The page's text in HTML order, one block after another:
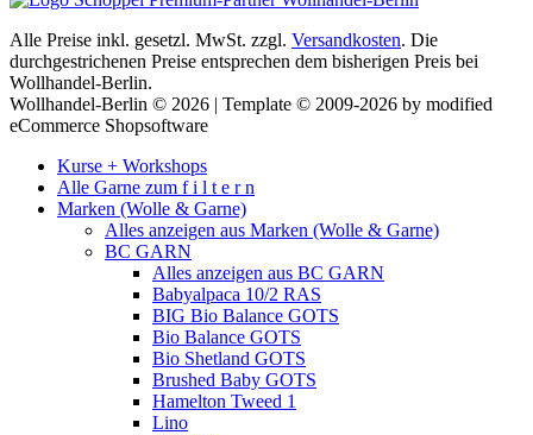
Alle Preise inkl. gesetzl. MwSt. zzgl. Versandkosten. Die
durchgestrichenen Preise entsprechen dem bisherigen Preis bei
Wollhandel-Berlin.
Wollhandel-Berlin © 2026 | Template © 2009-2026 by modified
eCommerce Shopsoftware
Kurse + Workshops
Alle Garne zum f i l t e r n
Marken (Wolle & Garne)
Alles anzeigen aus Marken (Wolle & Garne)
BC GARN
Alles anzeigen aus BC GARN
Babyalpaca 10/2 RAS
BIG Bio Balance GOTS
Bio Balance GOTS
Bio Shetland GOTS
Brushed Baby GOTS
Hamelton Tweed 1
Lino